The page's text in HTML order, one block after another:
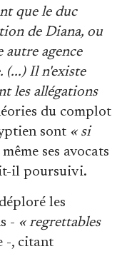
que le duc
de Diana, ou
autre agence
(...) Il n'existe
les allégations
du complot
sont « si
ses avocats
il poursuivi.
les
- « regrettables
-, citant